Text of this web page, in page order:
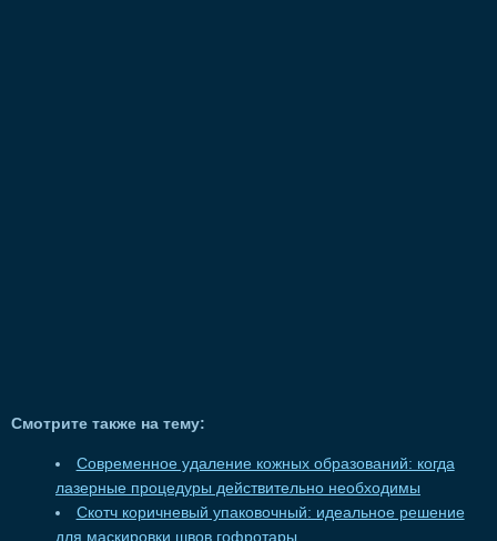
Смотрите также на тему:
Современное удаление кожных образований: когда
лазерные процедуры действительно необходимы
Скотч коричневый упаковочный: идеальное решение
для маскировки швов гофротары